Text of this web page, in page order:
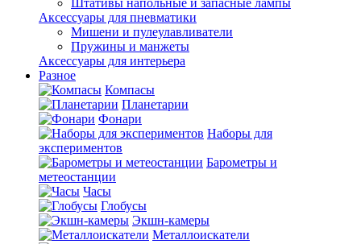
Штативы напольные и запасные лампы
Аксессуары для пневматики
Мишени и пулеулавливатели
Пружины и манжеты
Аксессуары для интерьера
Разное
Компасы
Планетарии
Фонари
Наборы для
экспериментов
Барометры и
метеостанции
Часы
Глобусы
Экшн-камеры
Металлоискатели